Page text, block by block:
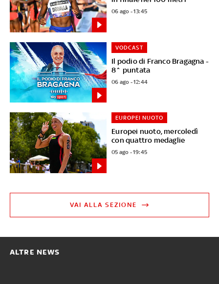
06 ago - 13:45
Il podio di Franco Bragagna -
8^ puntata
VODCAST
06 ago - 12:44
Europei nuoto, mercoledì
con quattro medaglie
EUROPEI NUOTO
05 ago - 19:45
VAI ALLA SEZIONE
ALTRE NEWS